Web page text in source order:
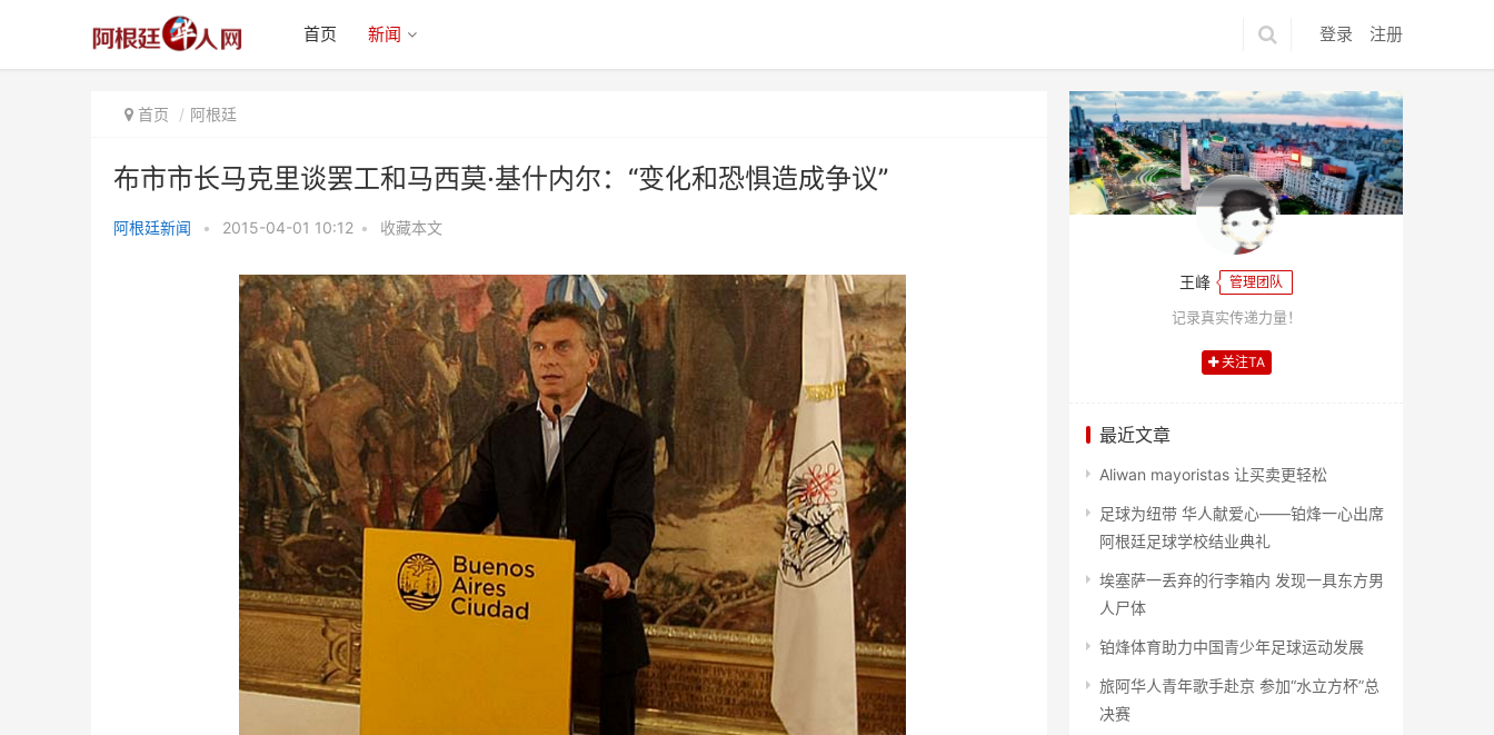
登录 注册
首页 新闻
首页 阿根廷
布市市长马克里谈罢工和马西莫·基什内尔：“变化和恐惧造成争议”
阿根廷新闻 • 2015-04-01 10:12 • 收藏本文
基什内尔：“变化和恐惧
王峰 管理团队
记录真实传递力量！
关注TA
最近文章
Aliwan mayoristas 让买卖更轻松
足球为纽带 华人献爱心——铂烽一心出席
阿根廷足球学校结业典礼
埃塞萨一丢弃的行李箱内 发现一具东方男
人尸体
铂烽体育助力中国青少年足球运动发展
旅阿华人青年歌手赴京 参加“水立方杯”总
决赛